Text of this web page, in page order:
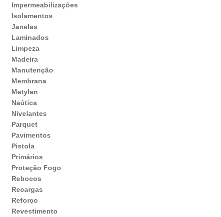
Impermeabilizações
Isolamentos
Janelas
Laminados
Limpeza
Madeira
Manutenção
Membrana
Metylan
Naútica
Nivelantes
Parquet
Pavimentos
Pistola
Primários
Proteção Fogo
Rebocos
Recargas
Reforço
Revestimento